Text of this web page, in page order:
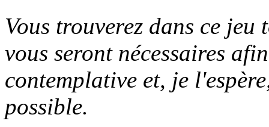
Vous trouverez dans ce
vous seront nécessaires
contemplative et, je
possible.